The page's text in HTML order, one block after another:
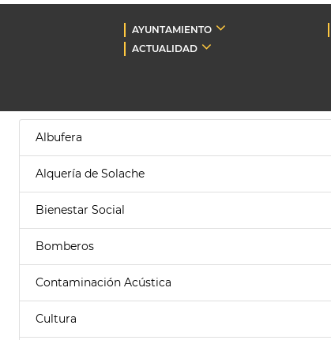
AYUNTAMIENTO
ACTUALIDAD
Albufera
Alquería de Solache
Bienestar Social
Bomberos
Contaminación Acústica
Cultura